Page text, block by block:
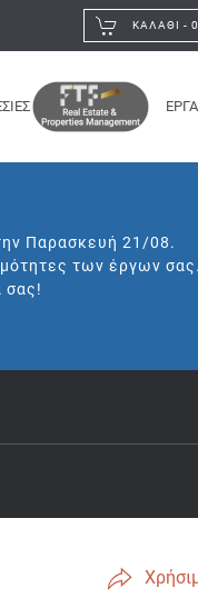
ΚΑΛΆΘΙ -
ΕΡΓΑ
Παρασκευή 21/08.
των έργων σας.
σας!